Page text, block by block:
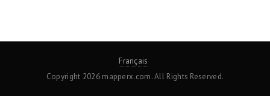
Français
Copyright 2026 mapperx.com. All Rights Reserved.